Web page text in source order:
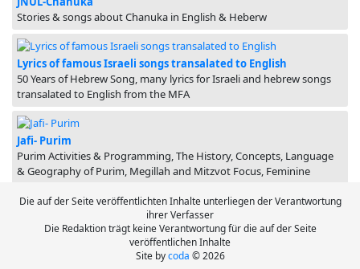
Stories & songs about Chanuka in English & Heberw
Lyrics of famous Israeli songs transalated to English
50 Years of Hebrew Song, many lyrics for Israeli and hebrew songs
transalated to English from the MFA
Jafi- Purim
Purim Activities & Programming, The History, Concepts, Language
& Geography of Purim, Megillah and Mitzvot Focus, Feminine
Die auf der Seite veröffentlichten Inhalte unterliegen der Verantwortung
ihrer Verfasser
Die Redaktion trägt keine Verantwortung für die auf der Seite
veröffentlichen Inhalte
Site bycoda © 2026